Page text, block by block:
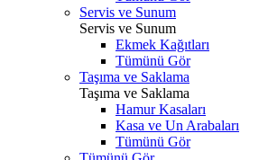
Servis ve Sunum
Servis ve Sunum
Ekmek Kağıtları
Tümünü Gör
Taşıma ve Saklama
Taşıma ve Saklama
Hamur Kasaları
Kasa ve Un Arabaları
Tümünü Gör